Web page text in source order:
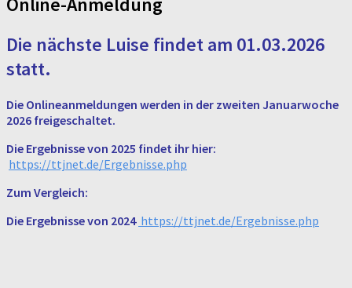
Die nächste Luise findet am 01.03.2026
statt.
Die Onlineanmeldungen werden in der zweiten Januarwoche
2026 freigeschaltet.
Die Ergebnisse von 2025 findet ihr hier:
https://ttjnet.de/Ergebnisse.php
Zum Vergleich:
Die Ergebnisse von 2024 https://ttjnet.de/Ergebnisse.php